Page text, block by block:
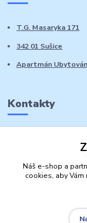
T.G. Masaryka 171
342 01 Sušice
Apartmán
Kontakty
Náš e-shop a
cookies, aby